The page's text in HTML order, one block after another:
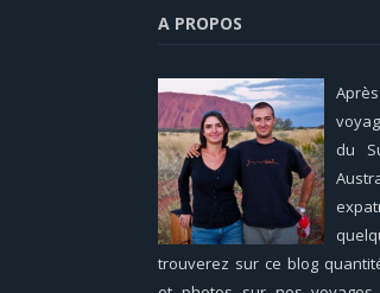
A PROPOS
du
trouverez sur ce blog